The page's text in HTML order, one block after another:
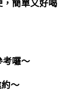
簡單又好喝
考囉～
～